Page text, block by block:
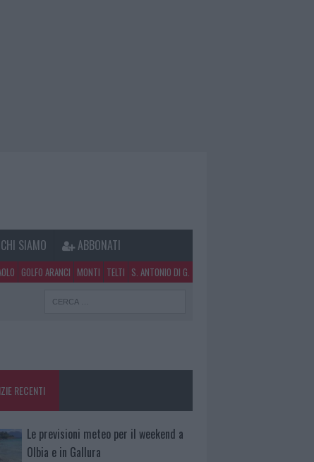
CHI SIAMO ABBONATI
GOLFO ARANCI MONTI TELTI S. ANTONIO DI G.
RECENTI
Le previsioni meteo per il weekend a
Olbia e in Gallura